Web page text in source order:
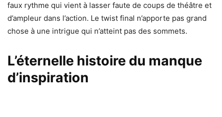
faux rythme qui vient à lasser faute de coups de théâtre et
d’ampleur dans l’action. Le twist final n’apporte pas grand
chose à une intrigue qui n’atteint pas des sommets.
L’éternelle histoire du manque
d’inspiration